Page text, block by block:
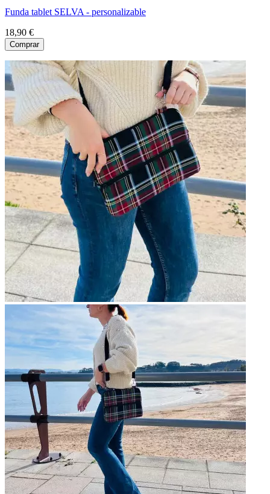
Funda tablet SELVA - personalizable
18,90 €
Comprar